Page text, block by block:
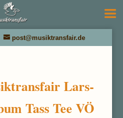
post@musiktransfair.de
Lars-
Tass Tee VÖ